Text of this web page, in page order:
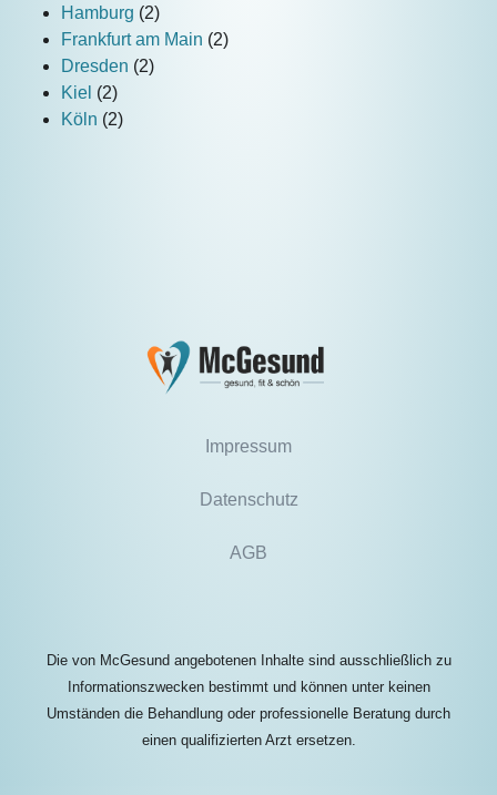
Hamburg (2)
Frankfurt am Main (2)
Dresden (2)
Kiel (2)
Köln (2)
Impressum
Datenschutz
AGB
Die von McGesund angebotenen Inhalte sind ausschließlich zu
Informationszwecken bestimmt und können unter keinen
Umständen die Behandlung oder professionelle Beratung durch
einen qualifizierten Arzt ersetzen.